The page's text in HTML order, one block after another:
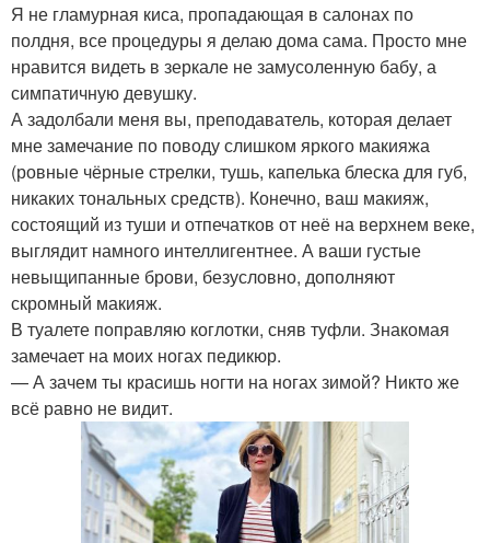
Я не гламурная киса, пропадающая в салонах по
полдня, все процедуры я делаю дома сама. Просто мне
нравится видеть в зеркале не замусоленную бабу, а
симпатичную девушку.
А задолбали меня вы, преподаватель, которая делает
мне замечание по поводу слишком яркого макияжа
(ровные чёрные стрелки, тушь, капелька блеска для губ,
никаких тональных средств). Конечно, ваш макияж,
состоящий из туши и отпечатков от неё на верхнем веке,
выглядит намного интеллигентнее. А ваши густые
невыщипанные брови, безусловно, дополняют
скромный макияж.
В туалете поправляю коглотки, сняв туфли. Знакомая
замечает на моих ногах педикюр.
— А зачем ты красишь ногти на ногах зимой? Никто же
всё равно не видит.